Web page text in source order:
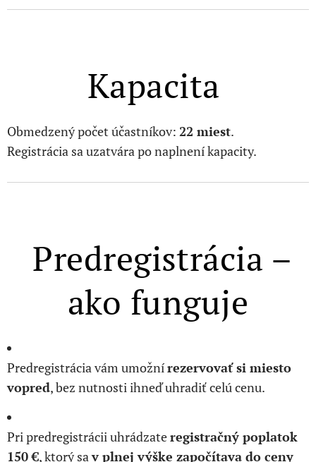
Kapacita
Obmedzený počet účastníkov: 22 miest.
Registrácia sa uzatvára po naplnení kapacity.
Predregistrácia –
ako funguje
Predregistrácia vám umožnírezervovať si miesto
vopred, bez nutnosti ihneď uhradiť celú cenu.
Pri predregistrácii uhrádzateregistračný poplatok
150 €, ktorý sav plnej výške započítava do ceny